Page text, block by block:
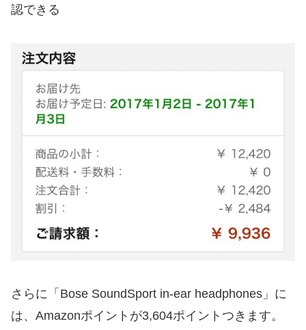
認できる
さらに「Bose SoundSport in-ear headphones」に
は、Amazonポイントが3,604ポイントつきます。